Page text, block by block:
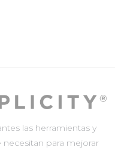
las herramientas y
necesitan para mejorar